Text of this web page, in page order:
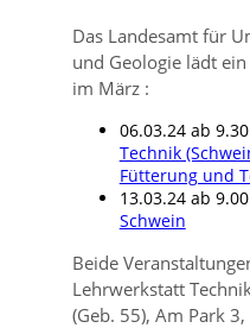
Das Landesamt für
und Geologie lädt
im März :
06.03.24 ab
Technik
Fütterung und
13.03.24 ab
Schwein
Beide
Lehrwerkstatt
(Geb. 55), Am Park